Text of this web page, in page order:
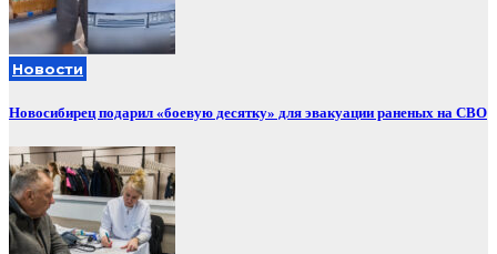
Новости
Новосибирец подарил «боевую десятку» для эвакуации раненых на СВО